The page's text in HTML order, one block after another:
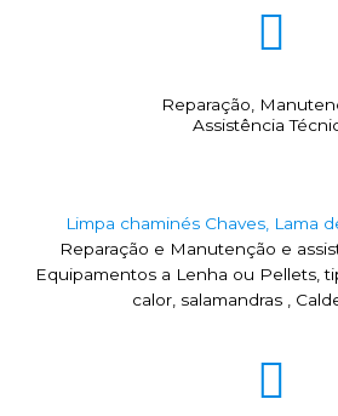
Reparação,
Assistência
Limpa chaminés Chaves, Lama
Reparação e Manutenção e
Equipamentos a Lenha ou Pellets,
calor, salamandras ,